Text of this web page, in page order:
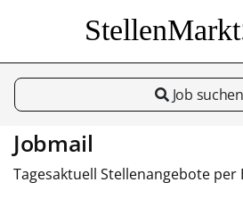
Job suchen
Jobmail
Tagesaktuell Stellenangebote per